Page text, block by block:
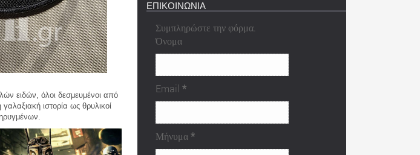
ειδών, όλοι δεσμευμένοι από
ιστορία ως θρυλικοί
ΕΠΙΚΟΙΝΩΝΙΑ
Συμπληρώστε την φόρμα.
Όνομα
Email *
Μήνυμα*